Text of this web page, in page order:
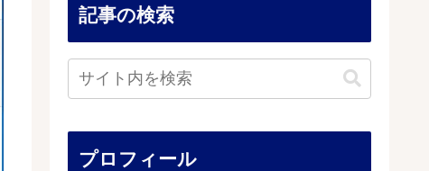
記事の検索
プロフィール